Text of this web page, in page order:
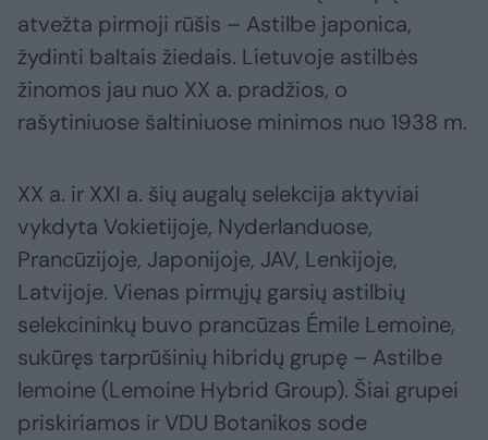
atvežta pirmoji rūšis – Astilbe japonica,
žydinti baltais žiedais. Lietuvoje astilbės
žinomos jau nuo XX a. pradžios, o
rašytiniuose šaltiniuose minimos nuo 1938 m.
XX a. ir XXI a. šių augalų selekcija aktyviai
vykdyta Vokietijoje, Nyderlanduose,
Prancūzijoje, Japonijoje, JAV, Lenkijoje,
Latvijoje. Vienas pirmųjų garsių astilbių
selekcininkų buvo prancūzas Émile Lemoine,
sukūręs tarprūšinių hibridų grupę – Astilbe
lemoine (Lemoine Hybrid Group). Šiai grupei
priskiriamos ir VDU Botanikos sode